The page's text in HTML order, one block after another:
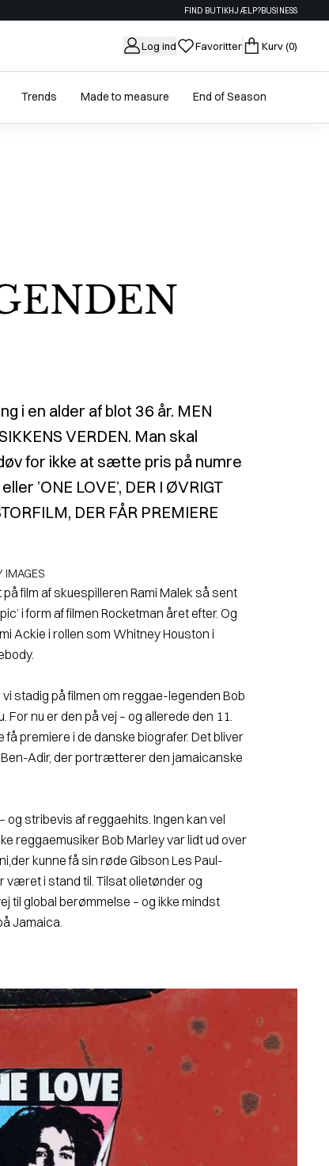
FIND BUTIKHJÆLP?BUSINESS
Log ind Favoritter Kurv(0)
Trends Made to measure End of Season
i en alder af blot 36 år. MEN
VERDEN. Man skal
for ikke at sætte pris på numre
’ONE LOVE’, DER I ØVRIGT
DER FÅR PREMIERE
IMAGES
film af skuespilleren Rami Malek så sent
i form af filmen Rocketman året efter. Og
Ackie i rollen som Whitney Houston i
stadig på filmen om reg­gae-legenden Bob
nu er den på vej – og allerede den 11.
premiere i de danske biografer. Det bliver
Adir, der portrætterer den jamaicanske
stribevis af reggaehits. Ingen kan vel
reggaemusiker Bob Marley var lidt ud over
kunne få sin røde Gibson Les Paul-
været i stand til. Tilsat olietønder og
til global berømmelse – og ikke mindst
Jamaica.